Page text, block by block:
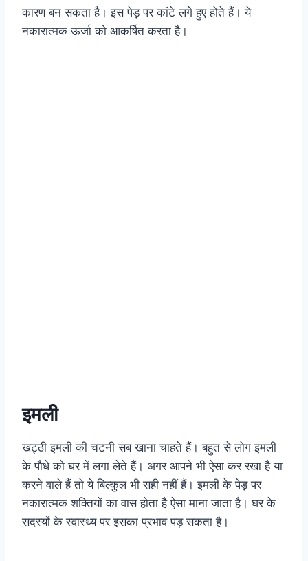
कारण बन सकता है। इस पेड़ पर कांटे लगे हुए होते हैं। ये
नकारात्मक ऊर्जा को आकर्षित करता है।
इमली
खट्ठी इमली की चटनी सब खाना चाहते हैं। बहुत से लोग इमली
के पौधे को घर में लगा लेते हैं। अगर आपने भी ऐसा कर रखा है या
करने वाले हैं तो ये बिल्कुल भी सही नहीं हैं। इमली के पेड़ पर
नकारात्मक शक्तियों का वास होता है ऐसा माना जाता है। घर के
सदस्यों के स्वास्थ्य पर इसका प्रभाव पड़ सकता है।